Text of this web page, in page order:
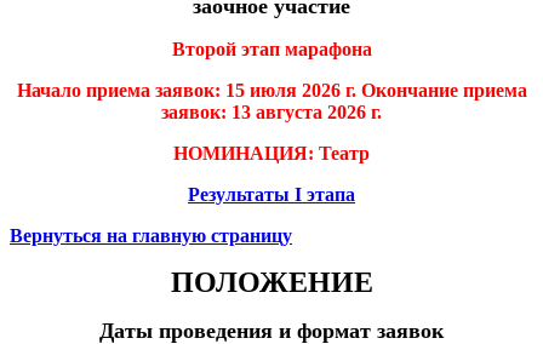
заочное участие
Второй этап марафона
Начало приема заявок: 15 июля 2026 г. Окончание приема
заявок: 13 августа 2026 г.
НОМИНАЦИЯ: Театр
Результаты I этапа
Вернуться на главную страницу
ПОЛОЖЕНИЕ
Даты проведения и формат заявок